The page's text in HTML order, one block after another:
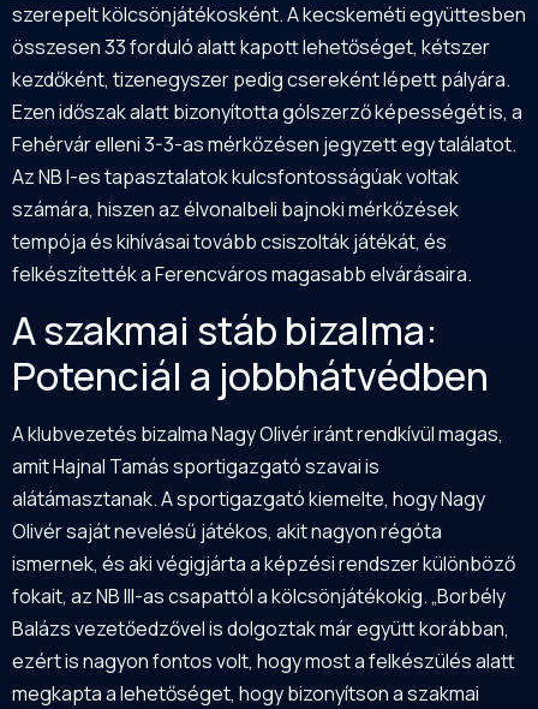
szerepelt kölcsönjátékosként. A kecskeméti együttesben
összesen 33 forduló alatt kapott lehetőséget, kétszer
kezdőként, tizenegyszer pedig csereként lépett pályára.
Ezen időszak alatt bizonyította gólszerző képességét is, a
Fehérvár elleni 3-3-as mérkőzésen jegyzett egy találatot.
Az NB I-es tapasztalatok kulcsfontosságúak voltak
számára, hiszen az élvonalbeli bajnoki mérkőzések
tempója és kihívásai tovább csiszolták játékát, és
felkészítették a Ferencváros magasabb elvárásaira.
A szakmai stáb bizalma:
Potenciál a jobbhátvédben
A klubvezetés bizalma Nagy Olivér iránt rendkívül magas,
amit Hajnal Tamás sportigazgató szavai is
alátámasztanak. A sportigazgató kiemelte, hogy Nagy
Olivér saját nevelésű játékos, akit nagyon régóta
ismernek, és aki végigjárta a képzési rendszer különböző
fokait, az NB III-as csapattól a kölcsönjátékokig. „Borbély
Balázs vezetőedzővel is dolgoztak már együtt korábban,
ezért is nagyon fontos volt, hogy most a felkészülés alatt
megkapta a lehetőséget, hogy bizonyítson a szakmai